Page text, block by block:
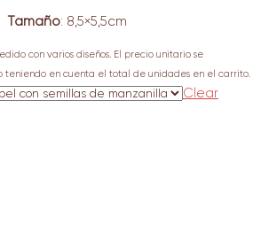
Tamaño: 8,5×5,5cm
con varios diseños. El precio unitario se
teniendo en cuenta el total de unidades en el carrito.
Clear